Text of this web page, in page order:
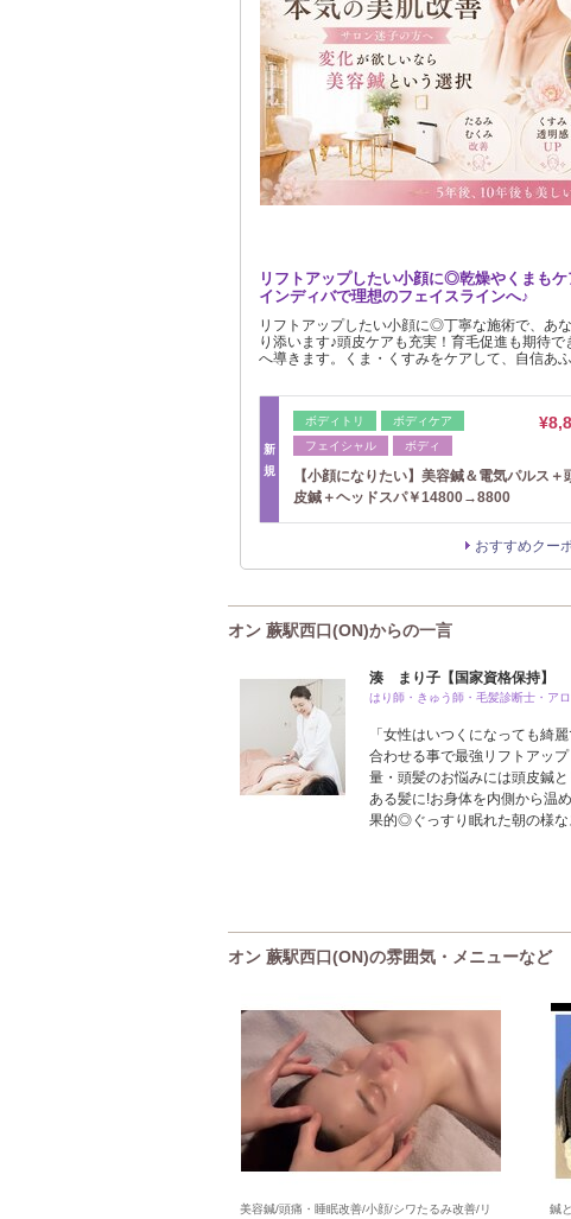
リフトアップしたい小顔に◎乾燥やくまもケ
インディバで理想のフェイスラインへ♪
リフトアップしたい小顔に◎丁寧な施術で、あ
り添います♪頭皮ケアも充実！育毛促進も期待で
へ導きます。くま・くすみをケアして、自信あ
新
規
ボディトリ
ボディケア
フェイシャル
ボディ
【小顔になりたい】美容鍼＆電気パルス＋
皮鍼＋ヘッドスパ￥14800→8800
おすすめクー
オン 蕨駅西口(ON)からの一言
湊 まり子【国家資格保持】
はり師・きゅう師・毛髪診断士・ア
「女性はいつくになっても綺
合わせる事で最強リフトアッ
量・頭髪のお悩みには頭皮鍼
ある髪に!お身体を内側から温
果的◎ぐっすり眠れた朝の様な
オン 蕨駅西口(ON)の雰囲気・メニューなど
美容鍼/頭痛・睡眠改善/小顔/シワたるみ改善/リ
鍼